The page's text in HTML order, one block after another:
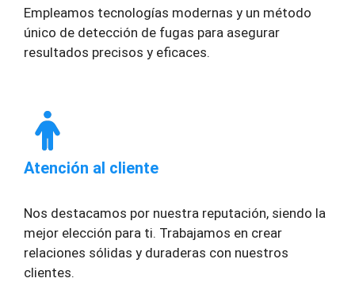
Empleamos tecnologías modernas y un método
único de detección de fugas para asegurar
resultados precisos y eficaces.
Atención al cliente
Nos destacamos por nuestra reputación, siendo la
mejor elección para ti. Trabajamos en crear
relaciones sólidas y duraderas con nuestros
clientes.